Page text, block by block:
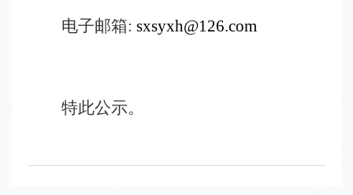
电子邮箱: sxsyxh@126.com
特此公示。